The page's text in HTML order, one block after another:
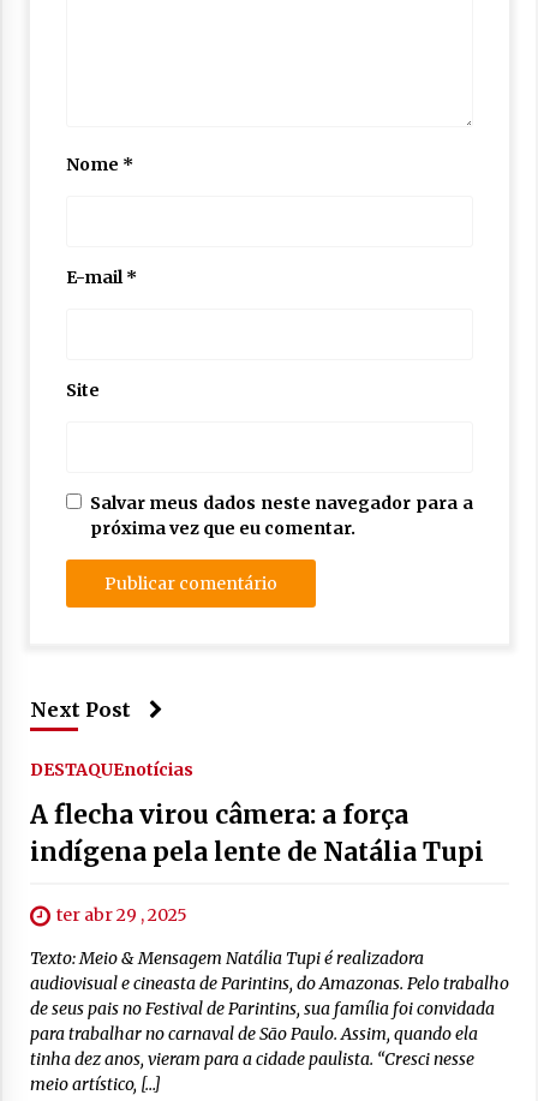
Nome *
E-mail*
Site
Salvar meus dados neste navegador para a
próxima vez que eu comentar.
Next Post
DESTAQUEnotícias
A flecha virou câmera: a força
indígena pela lente de Natália Tupi
ter abr 29 , 2025
Texto: Meio & Mensagem Natália Tupi é realizadora
audiovisual e cineasta de Parintins, do Amazonas. Pelo trabalho
de seus pais no Festival de Parintins, sua família foi convidada
para trabalhar no carnaval de São Paulo. Assim, quando ela
tinha dez anos, vieram para a cidade paulista. “Cresci nesse
meio artístico, […]